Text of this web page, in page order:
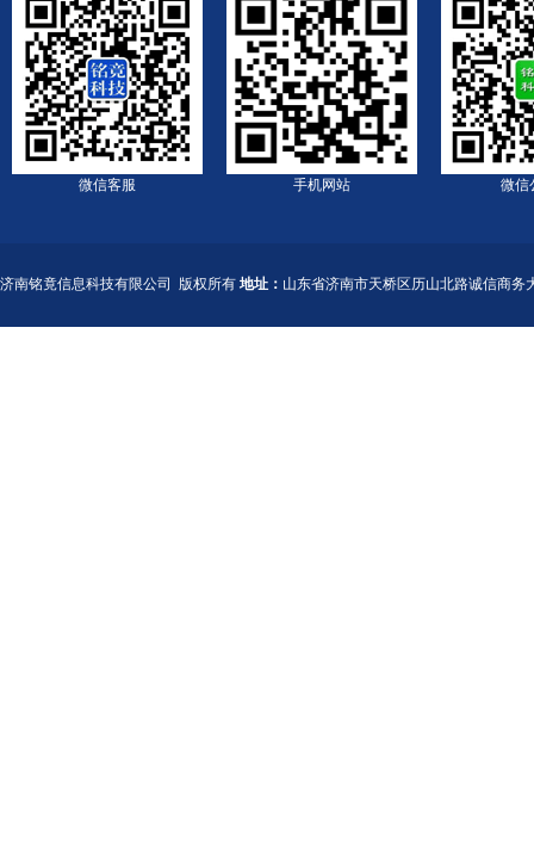
微信客服 手机网站 微信
济南铭竟信息科技有限公司 版权所有 地址： 山东省济南市天桥区历山北路诚信商务